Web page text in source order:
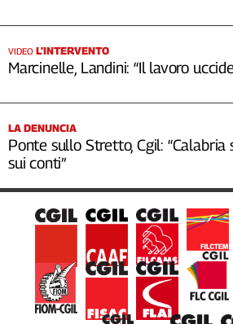
VIDEO L’INTERVENTO
Marcinelle, Landini: “Il lavoro
LA DENUNCIA
Ponte sullo Stretto, Cgil: “Calabria
sui conti”